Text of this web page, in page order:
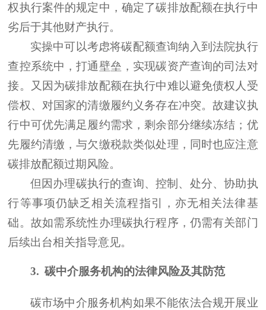
权执行案件的规定中，确定了碳排放配额在执行中
劣后于其他财产执行。
实操中可以考虑将碳配额查询纳入到法院执行
查控系统中，打通壁垒，实现碳资产查询的司法对
接。又因为碳排放配额在执行中难以避免债权人受
偿权、对国家的清缴履约义务存在冲突。故建议执
行中可优先满足履约需求，剩余部分继续冻结；优
先履约清缴，与欠缴税款类似处理，同时也应注意
碳排放配额过期风险。
但因办理碳执行的查询、控制、处分、协助执
行等事项仍缺乏相关流程指引，亦无相关法律基
础。故如需系统性办理碳执行程序，仍需有关部门
后续出台相关指导意见。
3. 碳中介服务机构的法律风险及其防范
碳市场中介服务机构如果不能依法合规开展业